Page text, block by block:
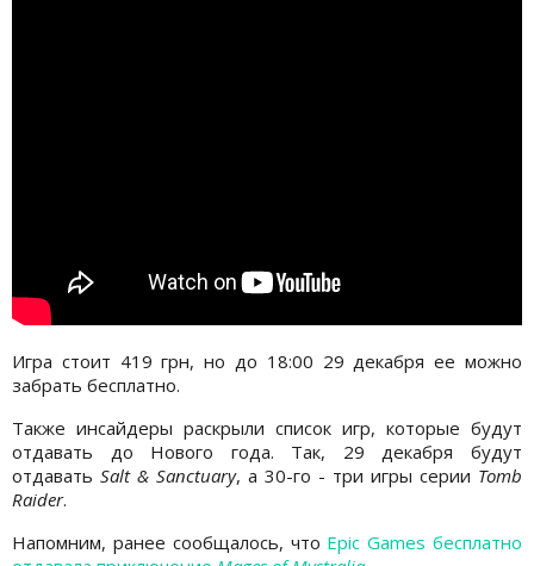
Игра стоит 419 грн, но до 18:00 29 декабря ее можно
забрать бесплатно.
Также инсайдеры раскрыли список игр, которые будут
отдавать до Нового года. Так, 29 декабря будут
отдавать Salt & Sanctuary, а 30-го - три игры серии Tomb
Raider.
Напомним, ранее сообщалось, что Epic Games бесплатно